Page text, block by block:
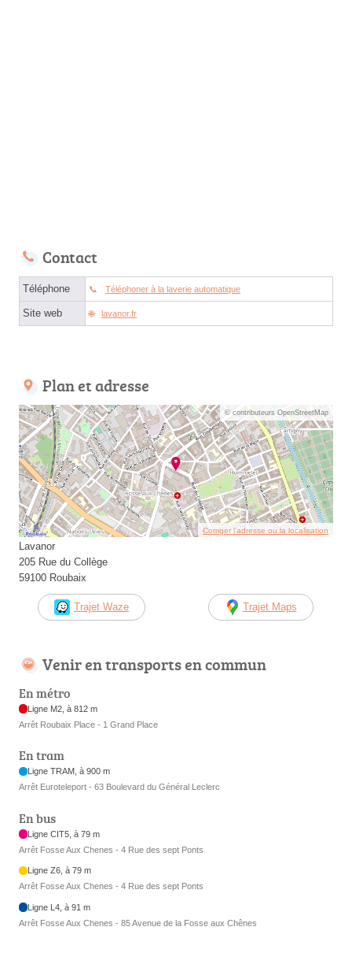
Contact
Téléphone Téléphoner à la laverie automatique
Site web lavanor.fr
Plan et adresse
© contributeurs OpenStreetMap
Corriger l’adresse ou la localisation
Lavanor
205 Rue du Collège
59100 Roubaix
Trajet Waze Trajet Maps
Venir en transports en commun
En métro
Ligne M2, à 812 m
Arrêt Roubaix Place - 1 Grand Place
En tram
Ligne TRAM, à 900 m
Arrêt Euroteleport - 63 Boulevard du Général Leclerc
En bus
Ligne CIT5, à 79 m
Arrêt Fosse Aux Chenes - 4 Rue des sept Ponts
Ligne Z6, à 79 m
Arrêt Fosse Aux Chenes - 4 Rue des sept Ponts
Ligne L4, à 91 m
Arrêt Fosse Aux Chenes - 85 Avenue de la Fosse aux Chênes